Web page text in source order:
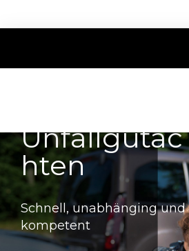
Unfallgutac
hten
Schnell, unabhänging und
kompetent